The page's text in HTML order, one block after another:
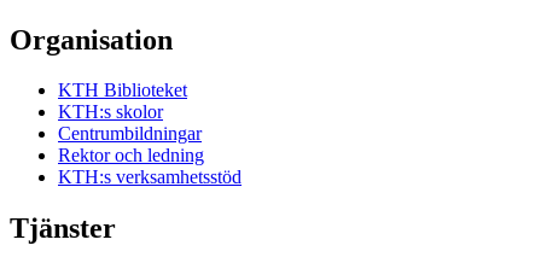
Organisation
KTH Biblioteket
KTH:s skolor
Centrumbildningar
Rektor och ledning
KTH:s verksamhetsstöd
Tjänster